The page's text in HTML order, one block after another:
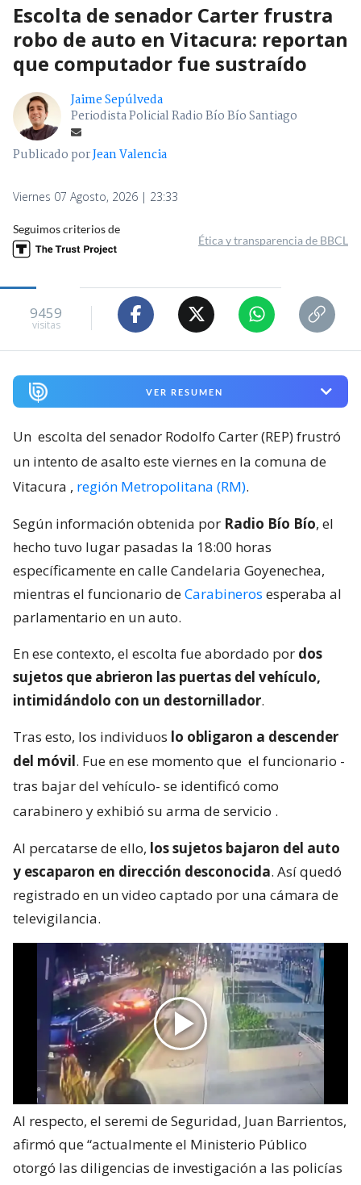
Escolta de senador Carter frustra
robo de auto en Vitacura: reportan
que computador fue sustraído
Jaime Sepúlveda
Periodista Policial Radio Bío Bío Santiago
Publicado porJean Valencia
Viernes 07 Agosto, 2026 | 23:33
Seguimos criterios de
Ética y transparencia de BBCL
9459
visitas
VER RESUMEN
Un escolta del senador Rodolfo Carter (REP) frustró
un intento de asalto este viernes en la comuna de
Vitacura , región Metropolitana (RM).
Según información obtenida por Radio Bío Bío, el
hecho tuvo lugar pasadas la 18:00 horas
específicamente en calle Candelaria Goyenechea,
mientras el funcionario deCarabineros esperaba al
parlamentario en un auto.
En ese contexto, el escolta fue abordado por dos
sujetos que abrieron las puertas del vehículo,
intimidándolo con un destornillador.
Tras esto, los individuos lo obligaron a descender
del móvil. Fue en ese momento que el funcionario -
tras bajar del vehículo- se identificó como
carabinero y exhibió su arma de servicio .
Al percatarse de ello, los sujetos bajaron del auto
y escaparon en dirección desconocida. Así quedó
registrado en un video captado por una cámara de
televigilancia.
Al respecto, el seremi de Seguridad, Juan Barrientos,
afirmó que “actualmente el Ministerio Público
otorgó las diligencias de investigación a las policías